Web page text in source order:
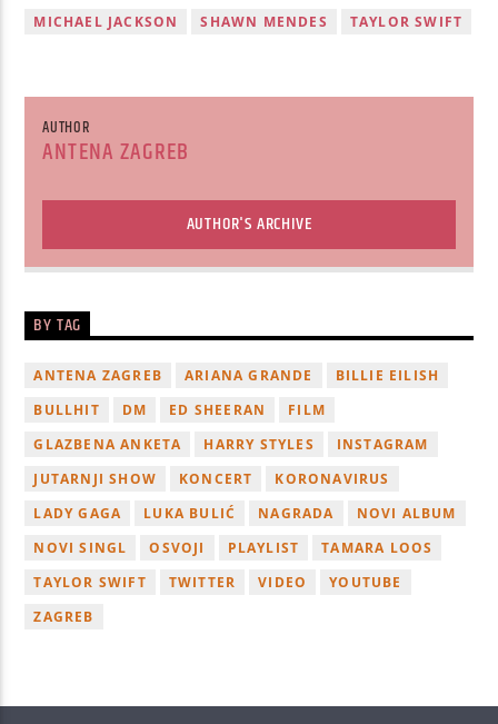
MICHAEL JACKSON
SHAWN MENDES TAYLOR SWIFT
AUTHOR
ANTENA ZAGREB
AUTHOR'S ARCHIVE
BY TAG
ANTENA ZAGREB ARIANA GRANDE
BILLIE EILISH
BULLHIT
DM ED SHEERAN
FILM
GLAZBENA ANKETA
HARRY STYLES
INSTAGRAM
JUTARNJI SHOW
KONCERT
KORONAVIRUS
LADY GAGA
LUKA BULIĆ NAGRADA
NOVI ALBUM
NOVI SINGL
OSVOJI PLAYLIST
TAMARA LOOS
TAYLOR SWIFT
TWITTER VIDEO
YOUTUBE
ZAGREB